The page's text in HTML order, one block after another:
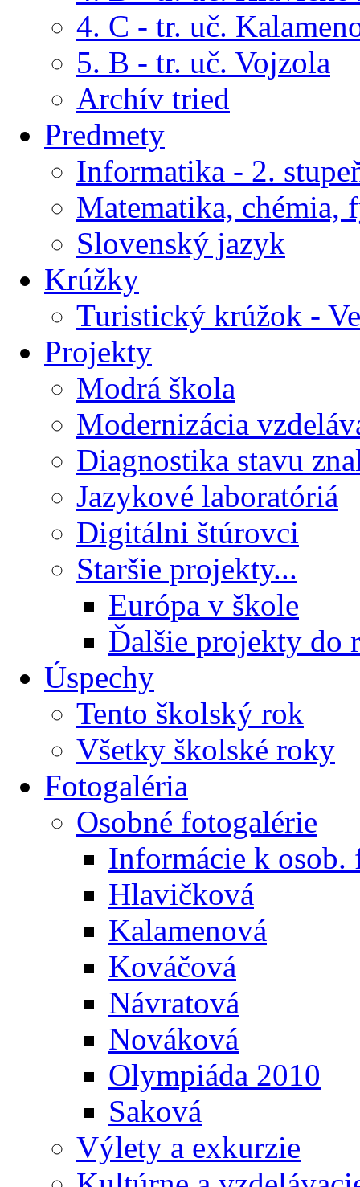
4. C - tr. uč.
5. B - tr. uč. Vojzola
Archív tried
Predmety
Informatika - 2.
Matematika, chémia,
Slovenský jazyk
Krúžky
Turistický krúžok -
Projekty
Modrá škola
Modernizácia
Diagnostika stavu
Jazykové laboratóriá
Digitálni štúrovci
Staršie projekty...
Európa v škole
Ďalšie projekty do
Úspechy
Tento školský rok
Všetky školské roky
Fotogaléria
Osobné fotogalérie
Informácie k osob.
Hlavičková
Kalamenová
Kováčová
Návratová
Nováková
Olympiáda 2010
Saková
Výlety a exkurzie